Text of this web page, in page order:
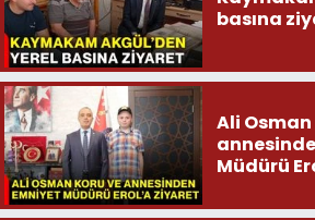
basına
Ali Osman
Müdürü